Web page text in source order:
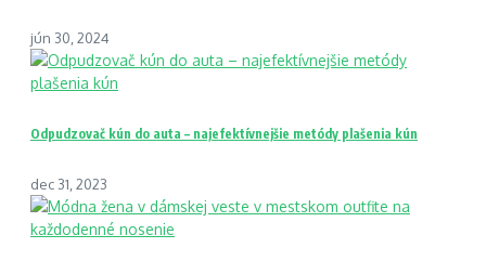
jún 30, 2024
Odpudzovač kún do auta – najefektívnejšie metódy plašenia kún
dec 31, 2023